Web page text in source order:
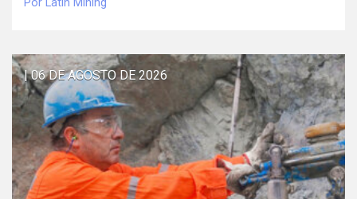
Por Latin Mining
| 06 DE AGOSTO DE 2026